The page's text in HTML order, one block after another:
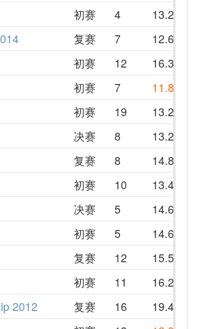
初赛
4 13.22
复赛 7 12.61
初赛
12 16.33
初赛 7 11.81
初赛 19 13.27
决赛 8 13.22
复赛
8 14.80
初赛
10 13.47
决赛 5 14.65
初赛
5 14.65
复赛 12 15.58
初赛
11 16.27
2012
复赛 16 19.47